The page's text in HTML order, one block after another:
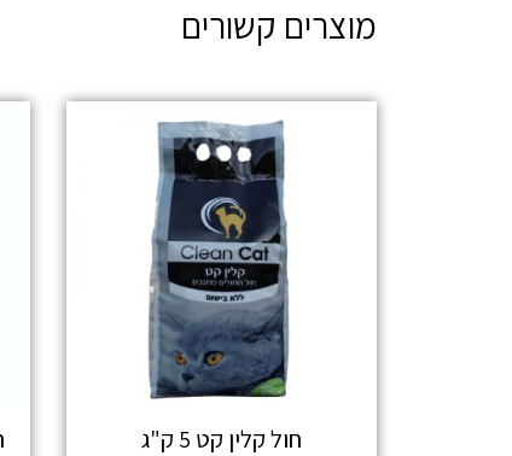
מוצרים קשורים
חול קלין קט 5 ק"ג